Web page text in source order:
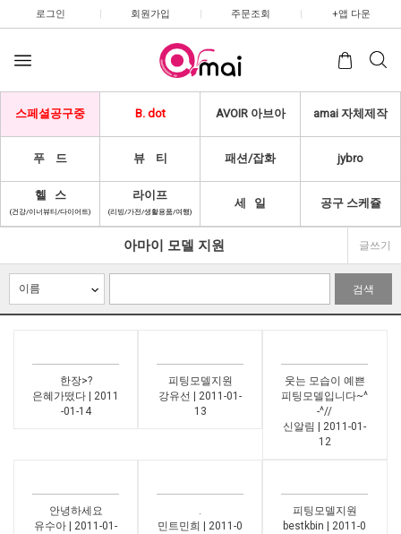
로그인 | 회원가입 | 주문조회 | +앱 다운
스페셜공구중 B. dot AVOIR 아브아 amai 자체제작
푸 드 뷰 티 패션/잡화 jybro
헬 스
(건강/이너뷰티/다이어트)
라이프
(리빙/가전/생활용품/여행)
세 일 공구 스케쥴
아마이 모델 지원 글쓰기
검색
한장>?
은혜가떴다 | 2011
-01-14
피팅모델지원
강유선 | 2011-01-
13
웃는 모습이 예쁜
피팅모델입니다~^
-^//
신알림 | 2011-01-
12
안녕하세요
유수아 | 2011-01-
.
민트민희 | 2011-0
피팅모델지원
bestkbin | 2011-0